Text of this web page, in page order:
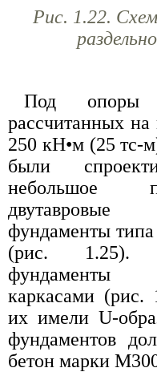
Рис. 1.22.
Под опоры
рассчитанных
250 кН•м (25 тс-
были
небольшое
фундаменты
(рис. 1.25).
фундаменты
каркасами
их имели U-
фундаментов
бетон марки